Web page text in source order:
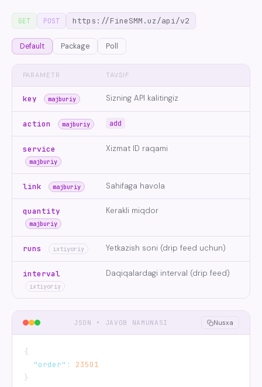
GET POST https://FineSMM.uz/api/v2
Default Package Poll
PARAMETR TAVSIF
key majburiy Sizning API kalitingiz
action majburiy add
service
majburiy
Xizmat ID raqami
link majburiy Sahifaga havola
quantity
majburiy
Kerakli miqdor
runs ixtiyoriy Yetkazish soni (drip feed uchun)
interval
ixtiyoriy
Daqiqalardagi interval (drip feed)
JSON • JAVOB NAMUNASI Nusxa
{
"order" : 23501
}